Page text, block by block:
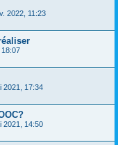
2022, 11:23
18:07
2021, 17:34
2021, 14:50